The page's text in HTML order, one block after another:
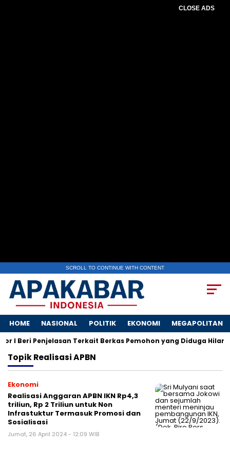
CLOSE ADS
SCROLL TO CONTINUE WITH CONTENT
HOME NASIONAL POLITIK EKONOMI MEGAPOLITAN
I Beri Penjelasan Terkait Berkas Pemohon yang Diduga Hilang
TopikRealisasi APBN
Ekonomi
Realisasi Anggaran APBN IKN Rp4,3
triliun, Rp 2 Triliun untuk Non
Infrastuktur Termasuk Promosi dan
Sosialisasi
Jumat, 26 April 2024 - 12:09 WIB